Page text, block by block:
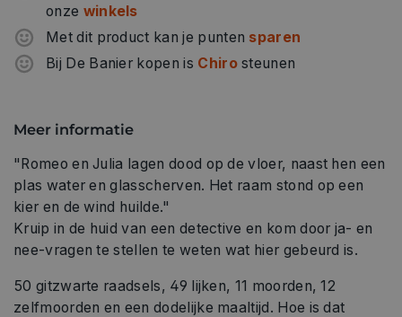
onze winkels
Met dit product kan je punten sparen
Bij De Banier kopen is Chirosteunen
Meer informatie
"Romeo en Julia lagen dood op de vloer, naast hen een
plas water en glasscherven. Het raam stond op een
kier en de wind huilde."
Kruip in de huid van een detective en kom door ja- en
nee-vragen te stellen te weten wat hier gebeurd is.
50 gitzwarte raadsels, 49 lijken, 11 moorden, 12
zelfmoorden en een dodelijke maaltijd. Hoe is dat